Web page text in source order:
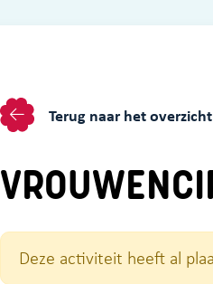
Terug naar het overzicht
Deze activiteit heeft al